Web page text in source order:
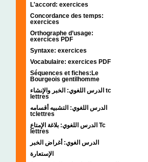
L'accord: exercices
Concordance des temps:
exercices
Orthographe d’usage:
exercices PDF
Syntaxe: exercices
Vocabulaire: exercices PDF
Séquences et fiches:Le
Bourgeois gentilhomme
الدرس اللغوي: الخبر والإنشاء tc
lettres
الدرس اللغوي: التشبيه أقسامه
tclettres
الدرس اللغوي: بلاغة الإمتاع Tc
lettres
الدرس الغوي: أغراض الخبر
الإستعارة